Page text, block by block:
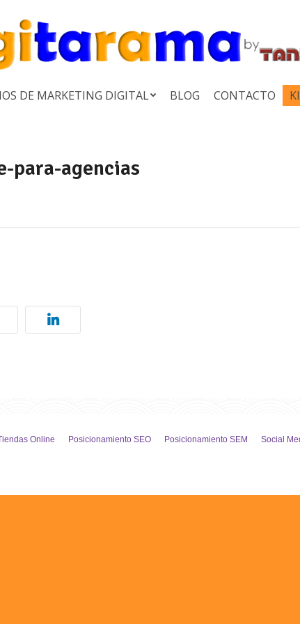
DE MARKETING DIGITAL BLOG CONTACTO
para-agencias
Online Posicionamiento SEO Posicionamiento SEM Social